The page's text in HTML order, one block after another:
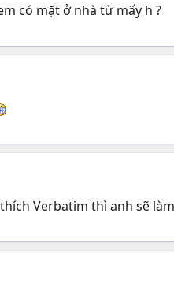
có mặt ở nhà từ mấy h ?
Verbatim thì anh sẽ